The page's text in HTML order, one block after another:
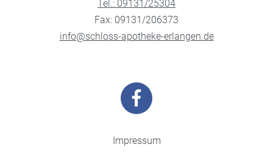
Tel.: 09131/25304
Fax: 09131/206373
info@schloss-apotheke-erlangen.de
Impressum